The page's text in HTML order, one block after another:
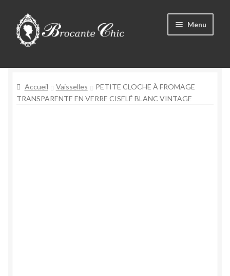
Aller
à
la
Aller
au
contenu
Menu
Tous les produits
Accueil Vaisselles
PETITE CLOCHE À FROMAGE
TRANSPARENTE EN VERRE CISELÉ BLANC VINTAGE